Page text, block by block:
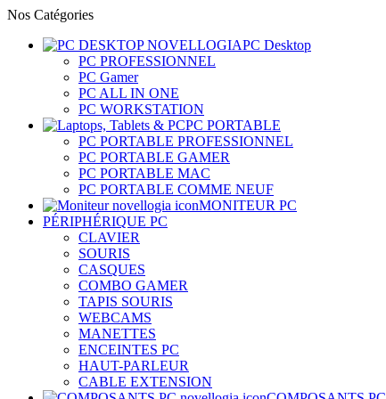
Nos Catégories
PC Desktop
PC PROFESSIONNEL
PC Gamer
PC ALL IN ONE
PC WORKSTATION
PC PORTABLE
PC PORTABLE PROFESSIONNEL
PC PORTABLE GAMER
PC PORTABLE MAC
PC PORTABLE COMME NEUF
MONITEUR PC
PÉRIPHÉRIQUE PC
CLAVIER
SOURIS
CASQUES
COMBO GAMER
TAPIS SOURIS
WEBCAMS
MANETTES
ENCEINTES PC
HAUT-PARLEUR
CABLE EXTENSION